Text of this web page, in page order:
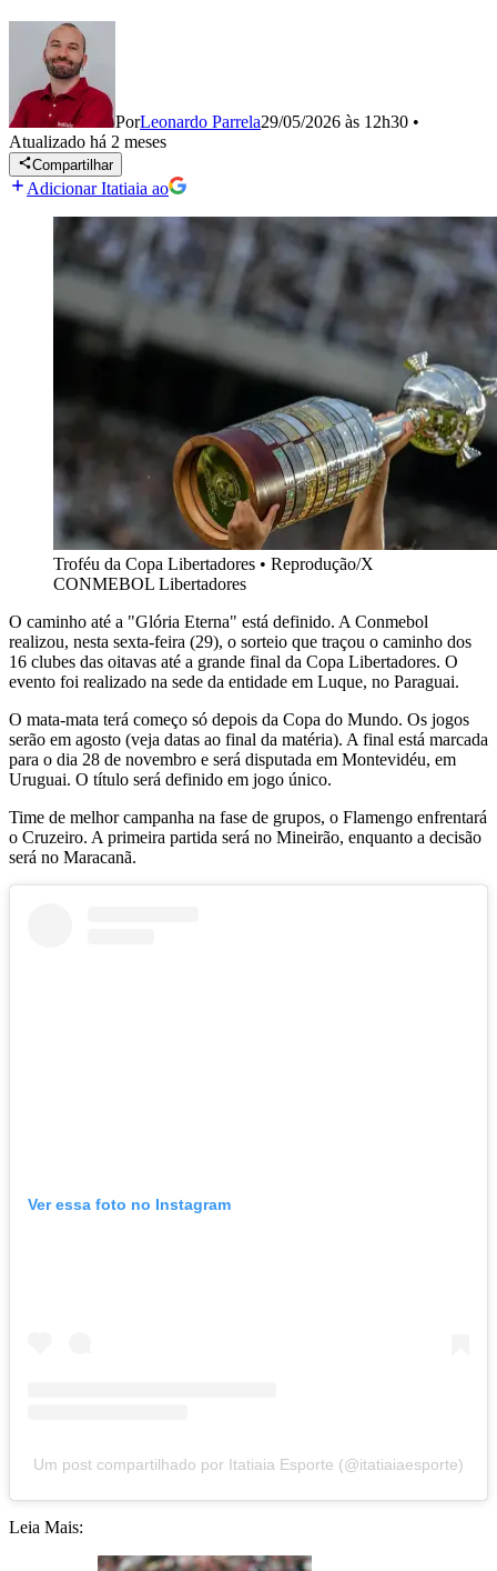
PorLeonardo Parrela29/05/2026 às 12h30 •
Atualizado há 2 meses
Compartilhar
Adicionar Itatiaia ao
Troféu da Copa Libertadores • Reprodução/X
CONMEBOL Libertadores
O caminho até a "Glória Eterna" está definido. A Conmebol
realizou, nesta sexta-feira (29), o sorteio que traçou o caminho dos
16 clubes das oitavas até a grande final da Copa Libertadores. O
evento foi realizado na sede da entidade em Luque, no Paraguai.
O mata-mata terá começo só depois da Copa do Mundo. Os jogos
serão em agosto (veja datas ao final da matéria). A final está marcada
para o dia 28 de novembro e será disputada em Montevidéu, em
Uruguai. O título será definido em jogo único.
Time de melhor campanha na fase de grupos, o Flamengo enfrentará
o Cruzeiro. A primeira partida será no Mineirão, enquanto a decisão
será no Maracanã.
Ver essa foto no Instagram
Um post compartilhado por Itatiaia Esporte (@itatiaiaesporte)
Leia Mais: